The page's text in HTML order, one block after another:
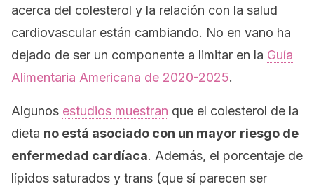
acerca del colesterol y la relación con la salud
cardiovascular están cambiando. No en vano ha
dejado de ser un componente a limitar en la Guía
Alimentaria Americana de 2020-2025.
Algunos estudios muestran que el colesterol de la
dieta no está asociado con un mayor riesgo de
enfermedad cardíaca. Además, el porcentaje de
lípidos saturados y trans (que sí parecen ser